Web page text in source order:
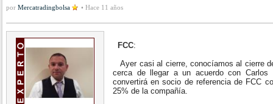
por Mercatradingbolsa • Hace 11 años
FCC:
Ayer casi al cierre, conocíamos al cierre
cerca de llegar a un acuerdo con
convertirá en socio de referencia de FCC
25% de la compañía.